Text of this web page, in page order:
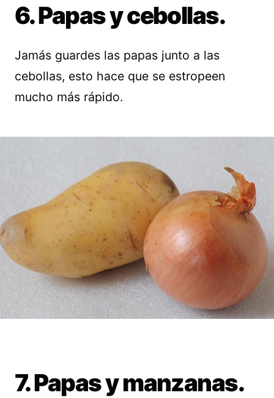
6. Papas y cebollas.
Jamás guardes las papas junto a las
cebollas, esto hace que se estropeen
mucho más rápido.
7. Papas y manzanas.